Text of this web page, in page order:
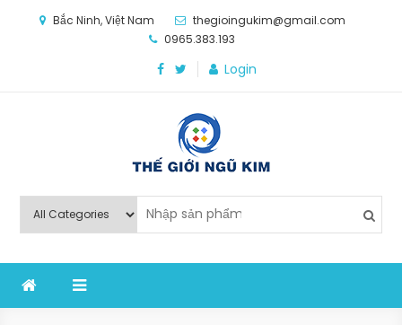
Bắc Ninh, Việt Nam
thegioingukim@gmail.com
0965.383.193
Login
Thế Giới Ngũ Kim
nghiệp sản xuất